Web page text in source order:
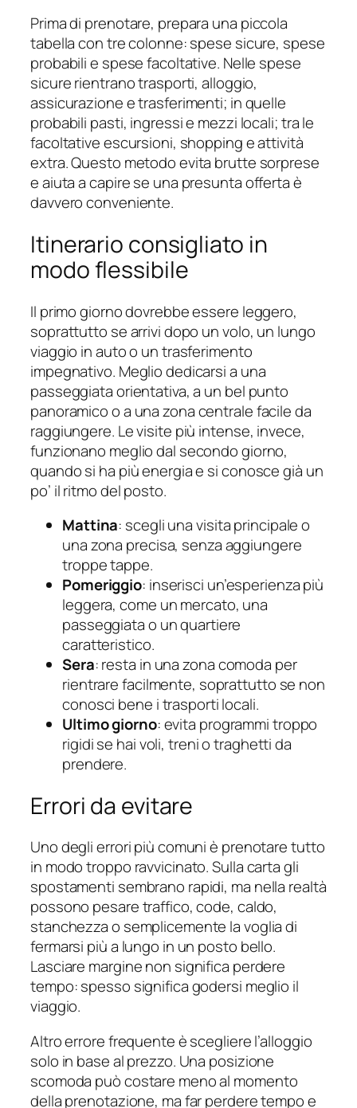
Prima di prenotare, prepara una piccola
tabella con tre colonne: spese sicure, spese
probabili e spese facoltative. Nelle spese
sicure rientrano trasporti, alloggio,
assicurazione e trasferimenti; in quelle
probabili pasti, ingressi e mezzi locali; tra le
facoltative escursioni, shopping e attività
extra. Questo metodo evita brutte sorprese
e aiuta a capire se una presunta offerta è
davvero conveniente.
Itinerario consigliato in
modo flessibile
Il primo giorno dovrebbe essere leggero,
soprattutto se arrivi dopo un volo, un lungo
viaggio in auto o un trasferimento
impegnativo. Meglio dedicarsi a una
passeggiata orientativa, a un bel punto
panoramico o a una zona centrale facile da
raggiungere. Le visite più intense, invece,
funzionano meglio dal secondo giorno,
quando si ha più energia e si conosce già un
po’ il ritmo del posto.
Mattina: scegli una visita principale o
una zona precisa, senza aggiungere
troppe tappe.
Pomeriggio: inserisci un’esperienza più
leggera, come un mercato, una
passeggiata o un quartiere
caratteristico.
Sera: resta in una zona comoda per
rientrare facilmente, soprattutto se non
conosci bene i trasporti locali.
Ultimo giorno: evita programmi troppo
rigidi se hai voli, treni o traghetti da
prendere.
Errori da evitare
Uno degli errori più comuni è prenotare tutto
in modo troppo ravvicinato. Sulla carta gli
spostamenti sembrano rapidi, ma nella realtà
possono pesare traffico, code, caldo,
stanchezza o semplicemente la voglia di
fermarsi più a lungo in un posto bello.
Lasciare margine non significa perdere
tempo: spesso significa godersi meglio il
viaggio.
Altro errore frequente è scegliere l’alloggio
solo in base al prezzo. Una posizione
scomoda può costare meno al momento
della prenotazione, ma far perdere tempo e